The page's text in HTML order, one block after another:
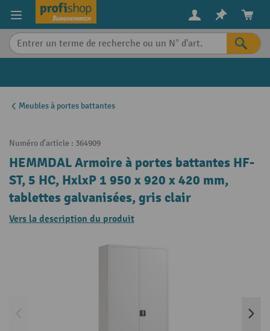
content
Meubles à portes battantes
Numéro d'article : 364909
HEMMDAL Armoire à portes battantes HF-
ST, 5 HC, HxlxP 1 950 x 920 x 420 mm,
tablettes galvanisées, gris clair
Vers la description du produit